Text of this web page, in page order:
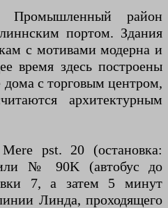
Промышленный район
портом. Здания
с мотивами модерна и
время здесь построены
с торговым центром,
архитектурным
pst. 20 (остановка:
№ 90K (автобус до
7, а затем 5 минут
Линда, проходящего